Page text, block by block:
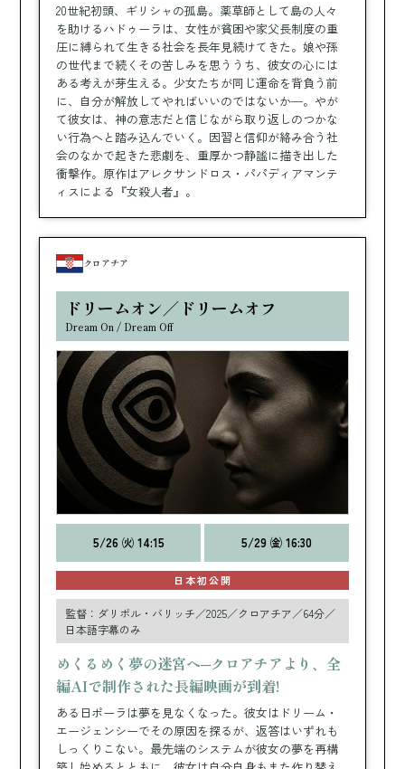
TOP
LINE UP
SCHEDULE
スケジュール
イベント
VENUE
会場・チケット
ORGANISERS
主催者
TRAILER
NEWS
20世紀初頭、ギリシャの孤島。薬草師として島の人々
を助けるハドゥーラは、女性が貧困や家父長制度の重
圧に縛られて生きる社会を長年見続けてきた。娘や孫
の世代まで続くその苦しみを思ううち、彼女の心には
ある考えが芽生える。少女たちが同じ運命を背負う前
に、自分が解放してやればいいのではないか─。やが
て彼女は、神の意志だと信じながら取り返しのつかな
い行為へと踏み込んでいく。因習と信仰が絡み合う社
会のなかで起きた悲劇を、重厚かつ静謐に描き出した
衝撃作。原作はアレクサンドロス・パパディアマンテ
ィスによる『女殺人者』。
クロアチア
ドリームオン／ドリームオフ
Dream On / Dream Off
5/26 ㈫ 14:15 5/29 ㈮ 16:30
日本初公開
監督：ダリボル・バリッチ／2025／クロアチア／64分／
日本語字幕のみ
めくるめく夢の迷宮へ─クロアチアより、全
編AIで制作された長編映画が到着!
ある日ポーラは夢を見なくなった。彼女はドリーム・
エージェンシーでその原因を探るが、返答はいずれも
しっくりこない。最先端のシステムが彼女の夢を再構